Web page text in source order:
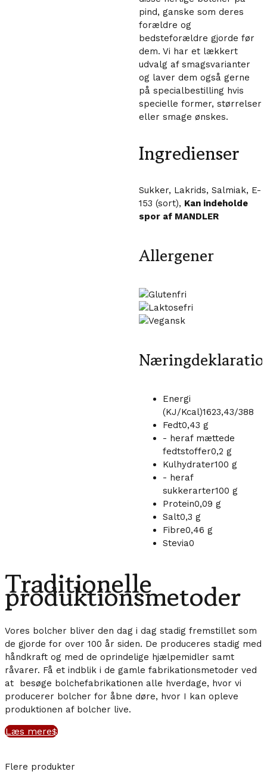
pind, ganske som deres
forældre og
bedsteforældre gjorde før
dem. Vi har et lækkert
udvalg af smagsvarianter
og laver dem også gerne
på specialbestilling hvis
specielle former, størrelser
eller smage ønskes.
Ingredienser
Sukker, Lakrids, Salmiak, E-
153 (sort), Kan indeholde
spor af MANDLER
Allergener
Glutenfri
Laktosefri
Vegansk
Energi
(KJ/Kcal)1623,43/388
Fedt0,43 g
- heraf mættede
fedtstoffer0,2 g
Kulhydrater100 g
- heraf
sukkerarter100 g
Protein0,09 g
Salt0,3 g
Fibre0,46 g
Stevia0
Traditionelle
produktionsmetoder
Vores bolcher bliver den dag i dag stadig fremstillet som
de gjorde for over 100 år siden. De produceres stadig med
håndkraft og med de oprindelige hjælpemidler samt
råvarer. Få et indblik i de gamle fabrikationsmetoder ved
at besøge bolchefabrikationen alle hverdage, hvor vi
producerer bolcher for åbne døre, hvor I kan opleve
produktionen af bolcher live.
Læs mere
Flere produkter